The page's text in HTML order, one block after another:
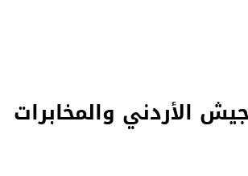
الأردني والمخابرات